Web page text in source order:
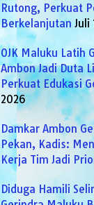
Rutong, Perkuat
Berkelanjutan Juli
OJK Maluku Latih
Ambon Jadi Duta
Perkuat Edukasi
2026
Damkar Ambon
Pekan, Kadis:
Kerja Tim Jadi
Diduga Hamili